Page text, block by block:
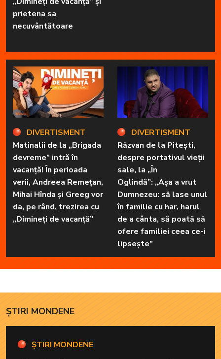
prietena sa
necuvântătoare
DIVERTISMENT
Matinalii de la „Brigada
devreme” intră în
vacanță! În perioada
verii, Andreea Remețan,
Mihai Hînda și Greeg vor
da, pe rând, trezirea cu
„Dimineți de vacanță”
DIVERTISMENT
Răzvan de la Pitești,
despre portativul vieții
sale, la „În
Oglindă”: „Așa a vrut
Dumnezeu: să lase unul
în familie cu har, harul
de a cânta, să poată să
ofere familiei ceea ce-i
lipsește”
ȘTIRI MONDENE
ȘTIRI MONDENE